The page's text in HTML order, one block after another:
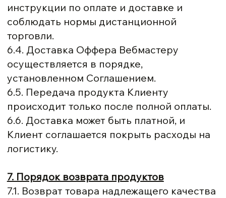
инструкции по оплате и доставке и
соблюдать нормы дистанционной
торговли.
6.4. Доставка Оффера Вебмастеру
осуществляется в порядке,
установленном Соглашением.
6.5. Передача продукта Клиенту
происходит только после полной оплаты.
6.6. Доставка может быть платной, и
Клиент соглашается покрыть расходы на
логистику.
7. Порядок возврата продуктов
7.1. Возврат товара надлежащего качества